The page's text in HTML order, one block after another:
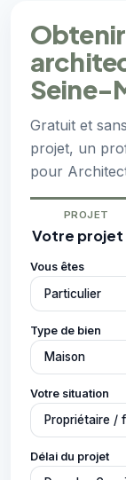
Seine-
Gratuit et
projet, un
pour
PROJET
Votre projet
Vous êtes
Type de bien
Votre situation
Délai du projet